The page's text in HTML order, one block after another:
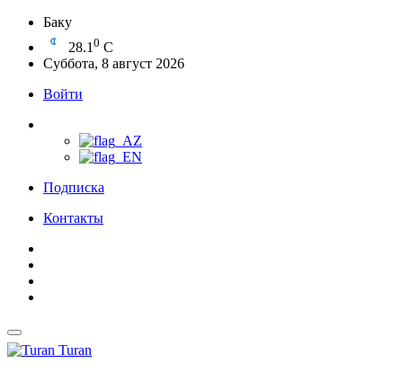
Баку
28.1 0 C
Суббота, 8 август 2026
Войти
Подписка
Контакты
Turan